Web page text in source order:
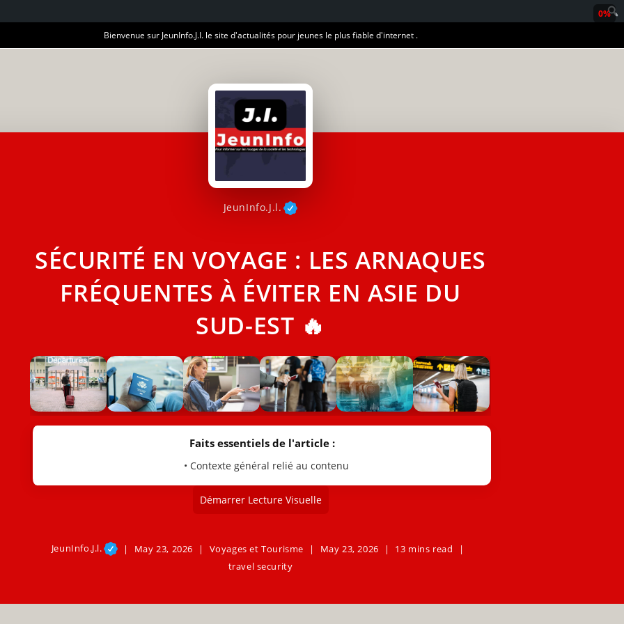
Bienvenue sur JeunInfo.J.I. le site d'actualités pour jeunes le plus fiable d'internet .
JeunInfo.J.l.
SÉCURITÉ EN VOYAGE : LES ARNAQUES
FRÉQUENTES À ÉVITER EN ASIE DU
SUD-EST 🔥
Faits essentiels de l'article :
• Contexte général relié au contenu
Démarrer Lecture Visuelle
JeunInfo.J.l. May 23, 2026 Voyages et Tourisme May 23, 2026
13 mins read
travel security
0%